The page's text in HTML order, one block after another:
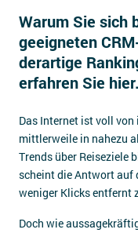
DSGVO/GDPR
Impressum
Kontakt
Warum Sie sich
geeigneten
derartige
erfahren Sie hier.
Das Internet ist voll von
mittlerweile in nahezu
Trends über Reiseziele
scheint die Antwort auf
weniger Klicks entfernt
Doch wie